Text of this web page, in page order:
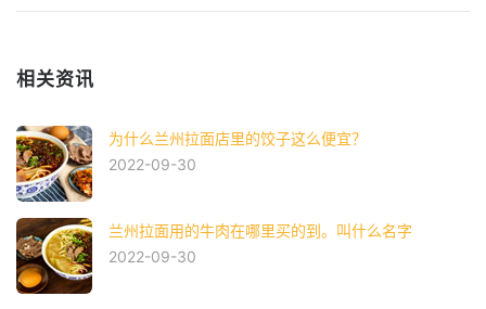
相关资讯
为什么兰州拉面店里的饺子这么便宜？
2022-09-30
兰州拉面用的牛肉在哪里买的到。叫什么名字
2022-09-30